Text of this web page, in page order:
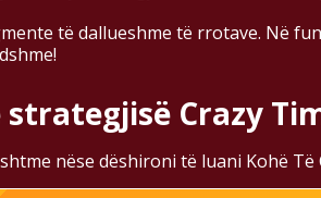
të dallueshme të rrotave. Në
Crazy
nëse dëshironi të luani Kohë